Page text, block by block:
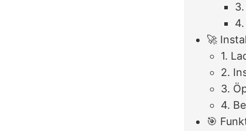
🚀
1.
2.
3.
4.
🎯